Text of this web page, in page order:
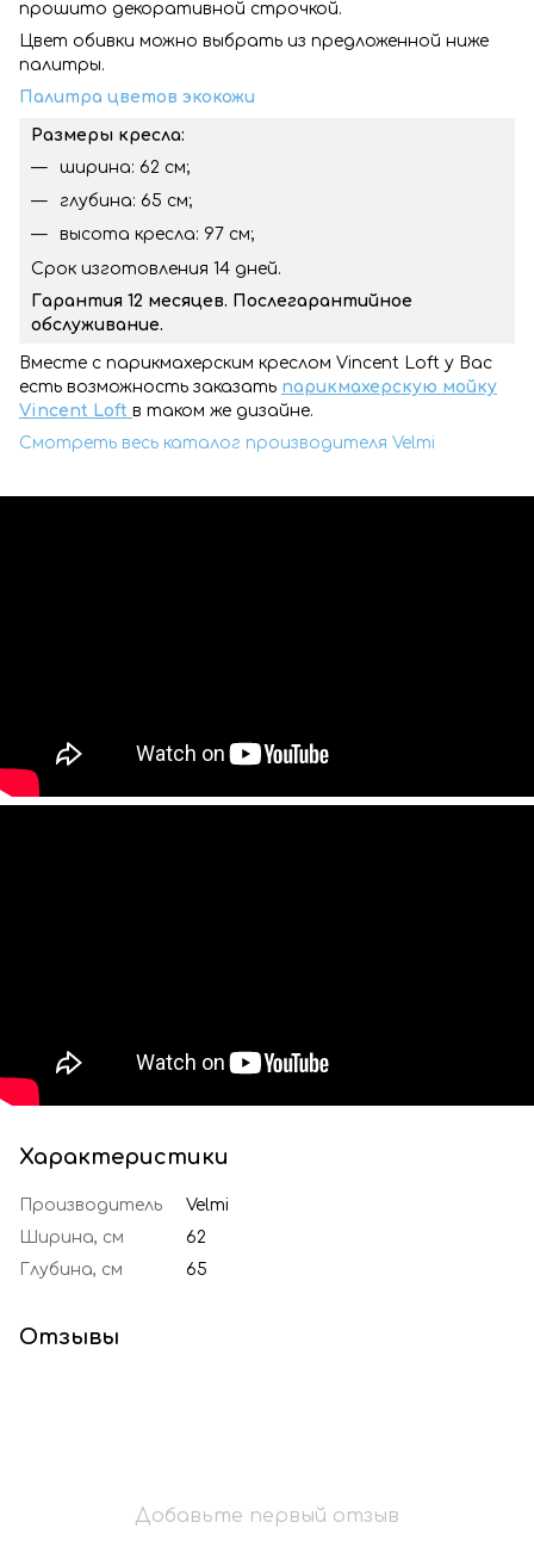
прошито декоративной строчкой.
Цвет обивки можно выбрать из предложенной ниже
палитры.
Палитра цветов экокожи
Размеры кресла:
ширина: 62 см;
глубина: 65 см;
высота кресла: 97 см;
Срок изготовления 14 дней.
Гарантия 12 месяцев. Послегарантийное
обслуживание.
Вместе с парикмахерским креслом Vincent Loft у Вас
есть возможность заказать парикмахерскую мойку
Vincent Loft в таком же дизайне.
Смотреть весь каталог производителя Velmi
Характеристики
Производитель
Velmi
Ширина, см
62
Глубина, см
65
Отзывы
Добавьте первый отзыв